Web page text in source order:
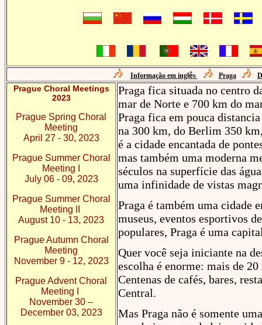
Informação em inglês Praga
Prague Choral Meetings
2023
Prague Spring Choral
Meeting
April 27 - 30, 2023
Prague Summer Choral
Meeting I
July 06 - 09, 2023
Prague Summer Choral
Meeting II
August 10 - 13, 2023
Prague Autumn Choral
Meeting
November 9 - 12, 2023
Prague Advent Choral
Meeting I
November 30 –
December 03, 2023
Praga fica situada no centro
mar de Norte e 700 km do
Praga fica em pouca
na 300 km, do Berlim 350
é a cidade encantada de
mas também uma moderna
séculos na superfície das
uma infinidade de vistas
Praga é também uma cidade
museus, eventos esportivos
populares, Praga é uma
Quer você seja iniciante na
escolha é enorme: mais de
Centenas de cafés, bares,
Central.
Mas Praga não é somente